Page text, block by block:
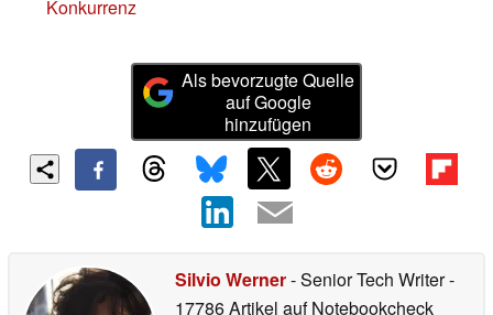
Konkurrenz
Als bevorzugte Quelle
auf Google
hinzufügen
Silvio Werner- Senior Tech Writer-
17786 Artikel auf Notebookcheck